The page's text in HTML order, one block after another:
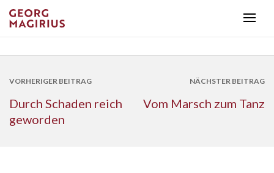
VORHERIGER BEITRAG
Durch Schaden reich
geworden
NÄCHSTER BEITRAG
Vom Marsch zum Tanz